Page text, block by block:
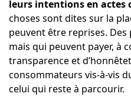
leurs intentions en actes
choses sont dites sur la
peuvent être reprises.
mais qui peuvent payer, à
transparence et
consommateurs vis-à-vis
celui qui reste à parcourir.